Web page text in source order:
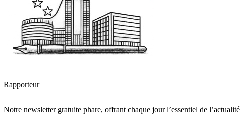
Rapporteur
Notre newsletter gratuite phare, offrant chaque jour l’essentiel de